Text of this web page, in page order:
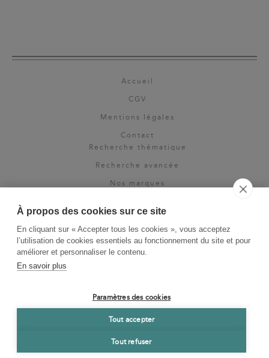
À propos des cookies sur ce site
En cliquant sur « Accepter tous les cookies », vous acceptez
l’utilisation de cookies essentiels au fonctionnement du site et pour
améliorer et personnaliser le contenu.
En savoir plus
Paramètres des cookies
Tout accepter
Tout refuser
Accueil
CGV
Mentions légales
Contact
Recherche thématique
Recherche avancée
Nos marques
Espace pro
Newsletter
La Vie des Classiques